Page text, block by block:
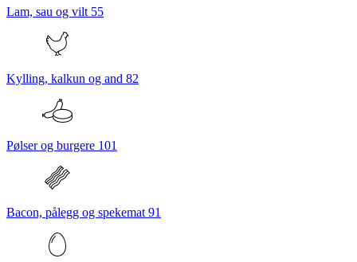
Lam, sau og vilt 55
Kylling, kalkun og and 82
Pølser og burgere 101
Bacon, pålegg og spekemat 91